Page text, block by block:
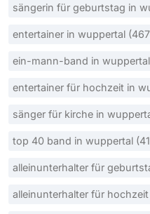
sängerin für geburtstag in
entertainer in wuppertal
ein-mann-band in
entertainer für hochzeit in
sänger für kirche in
top 40 band in wuppertal
alleinunterhalter für
alleinunterhalter für